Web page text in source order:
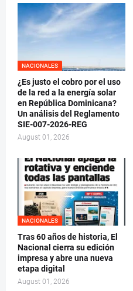
NACIONALES
¿Es justo el cobro por el uso
de la red a la energía solar
en República Dominicana?
Un análisis del Reglamento
SIE-007-2026-REG
August 01, 2026
NACIONALES
Tras 60 años de historia, El
Nacional cierra su edición
impresa y abre una nueva
etapa digital
August 01, 2026